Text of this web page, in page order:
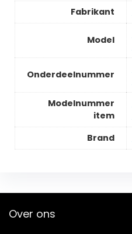
Fabrikant
Model
Onderdeelnummer
Modelnummer
item
Brand
Over ons